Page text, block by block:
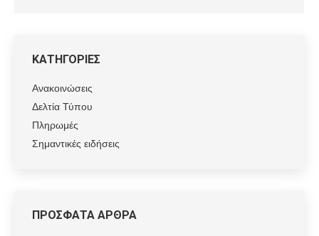
ΚΑΤΗΓΟΡΙΕΣ
Ανακοινώσεις
Δελτία Τύπου
Πληρωμές
Σημαντικές ειδήσεις
ΠΡΟΣΦΑΤΑ ΑΡΘΡΑ